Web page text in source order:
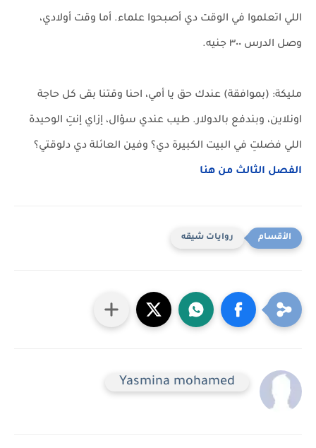
اللي اتعلموا في الوقت دي أصبحوا علماء. أما وقت أولادي،
وصل الدرس ٣٠٠ جنيه.
مليكة: (بموافقة) عندك حق يا أمي، احنا وقتنا بقى كل حاجة
اونلاين، وبندفع بالدولار. طيب عندي سؤال، إزاي إنتِ الوحيدة
اللي فضلتِ في البيت الكبيرة دي؟ وفين العائلة دي دلوقتي؟
الفصل الثالث من هنا
روايات شيقه
Yasmina mohamed